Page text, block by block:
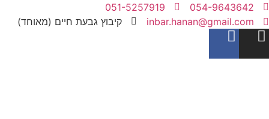
054-9643642
051-5257919
inbar.hanan@gmail.com
קיבוץ גבעת חיים (מאוחד)